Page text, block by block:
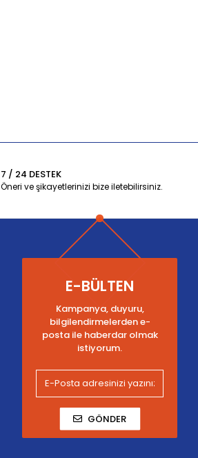
7 / 24 DESTEK
Öneri ve şikayetlerinizi bize iletebilirsiniz.
E-BÜLTEN
Kampanya, duyuru,
bilgilendirmelerden e-
posta ile haberdar olmak
istiyorum.
GÖNDER